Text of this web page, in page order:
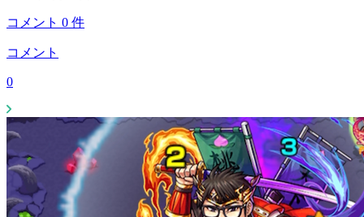
コメント 0 件
コメント
0